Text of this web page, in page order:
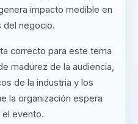
impacto medible en
negocio.
correcto para este tema
madurez de la audiencia,
de la industria y los
la organización espera
el evento.